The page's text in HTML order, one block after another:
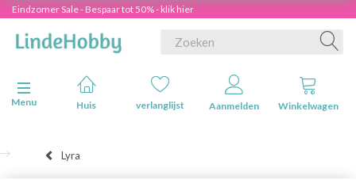
Eindzomer Sale - Bespaar tot 50% - klik hier
Navigatie in-/uitschakelen
Menu
Huis verlanglijst Aanmelden Winkelwagen
Lyra